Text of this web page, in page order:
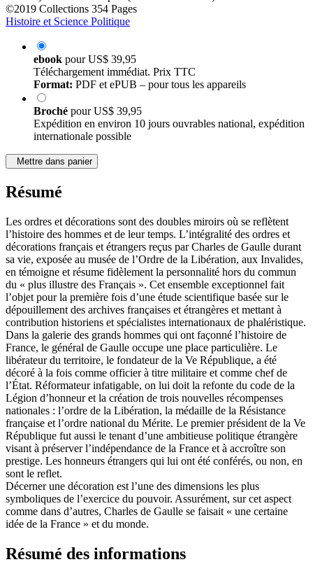
©2019 Collections 354 Pages
Histoire et Science Politique
ebook pourUS$ 39,95
Téléchargement immédiat. Prix TTC
Format: PDF et ePUB – pour tous les appareils
Broché pourUS$ 39,95
Expédition en environ 10 jours ouvrables national, expédition
internationale possible
Mettre dans panier
Résumé
Les ordres et décorations sont des doubles miroirs où se reflètent
l’histoire des hommes et de leur temps. L’intégralité des ordres et
décorations français et étrangers reçus par Charles de Gaulle durant
sa vie, exposée au musée de l’Ordre de la Libération, aux Invalides,
en témoigne et résume fidèlement la personnalité hors du commun
du « plus illustre des Français ». Cet ensemble exceptionnel fait
l’objet pour la première fois d’une étude scientifique basée sur le
dépouillement des archives françaises et étrangères et mettant à
contribution historiens et spécialistes internationaux de phaléristique.
Dans la galerie des grands hommes qui ont façonné l’histoire de
France, le général de Gaulle occupe une place particulière. Le
libérateur du territoire, le fondateur de la Ve République, a été
décoré à la fois comme officier à titre militaire et comme chef de
l’État. Réformateur infatigable, on lui doit la refonte du code de la
Légion d’honneur et la création de trois nouvelles récompenses
nationales : l’ordre de la Libération, la médaille de la Résistance
française et l’ordre national du Mérite. Le premier président de la Ve
République fut aussi le tenant d’une ambitieuse politique étrangère
visant à préserver l’indépendance de la France et à accroître son
prestige. Les honneurs étrangers qui lui ont été conférés, ou non, en
sont le reflet.
Décerner une décoration est l’une des dimensions les plus
symboliques de l’exercice du pouvoir. Assurément, sur cet aspect
comme dans d’autres, Charles de Gaulle se faisait « une certaine
idée de la France » et du monde.
Résumé des informations